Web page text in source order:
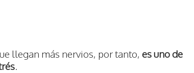
llegan más nervios, por tanto, es uno de
.